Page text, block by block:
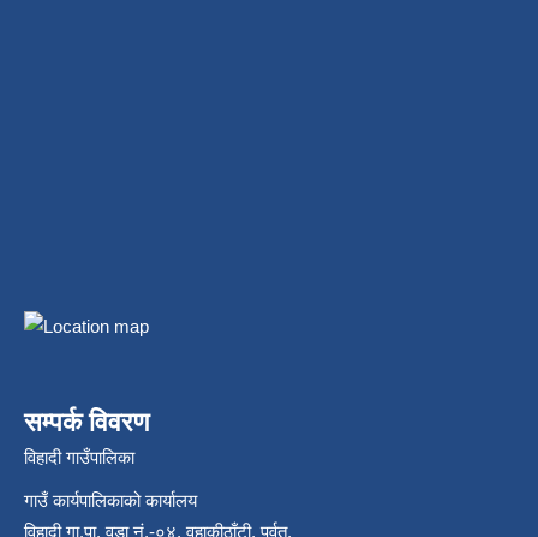
सम्पर्क विवरण
विहादी गाउँपालिका
गाउँ कार्यपालिकाको कार्यालय
विहादी गा.पा. वडा नं.-०४, वहाकीठाँटी, पर्वत,